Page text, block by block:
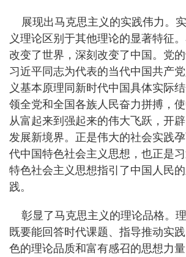
展现出马克思主义的实践伟力。
义理论区别于其他理论的显著特征
改变了世界，深刻改变了中国。党
习近平同志为代表的当代中国共产
义基本原理同新时代中国具体实际
领全党和全国各族人民奋力拼搏，
从富起来到强起来的伟大飞跃，开
发展新境界。正是伟大的社会实践
代中国特色社会主义思想，也正是
特色社会主义思想指引了中国人民
践。
彰显了马克思主义的理论品格。
既要能回答时代课题、指导推动实
色的理论品质和富有感召的思想力